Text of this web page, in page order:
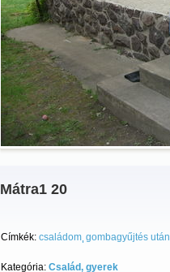
Mátra1 20
Címkék: családom gombagyűjtés után
Kategória: Család, gyerek